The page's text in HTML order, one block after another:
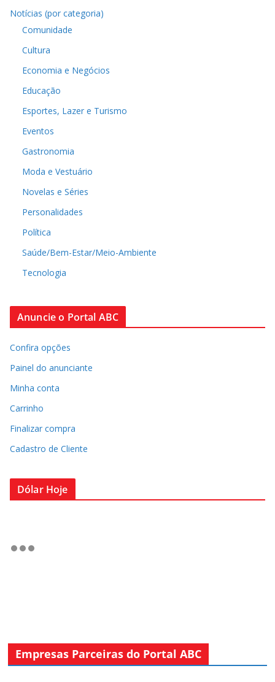
Notícias (por categoria)
Comunidade
Cultura
Economia e Negócios
Educação
Esportes, Lazer e Turismo
Eventos
Gastronomia
Moda e Vestuário
Novelas e Séries
Personalidades
Política
Saúde/Bem-Estar/Meio-Ambiente
Tecnologia
Anuncie o Portal ABC
Confira opções
Painel do anunciante
Minha conta
Carrinho
Finalizar compra
Cadastro de Cliente
Dólar Hoje
Empresas Parceiras do Portal ABC